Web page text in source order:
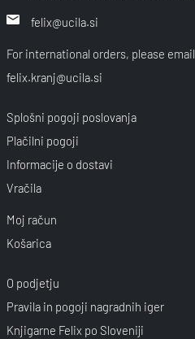
felix@ucila.si
For international orders, please email
felix.kranj@ucila.si
Splošni pogoji poslovanja
Plačilni pogoji
Informacije o dostavi
Vračila
Moj račun
Košarica
O podjetju
Pravila in pogoji nagradnih iger
Knjigarne Felix po Sloveniji